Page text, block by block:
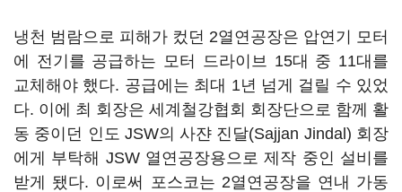
냉천 범람으로 피해가 컸던 2열연공장은 압연기 모터
에 전기를 공급하는 모터 드라이브 15대 중 11대를
교체해야 했다. 공급에는 최대 1년 넘게 걸릴 수 있었
다. 이에 최 회장은 세계철강협회 회장단으로 함께 활
동 중이던 인도 JSW의 사쟌 진달(Sajjan Jindal) 회장
에게 부탁해 JSW 열연공장용으로 제작 중인 설비를
받게 됐다. 이로써 포스코는 2열연공장을 연내 가동